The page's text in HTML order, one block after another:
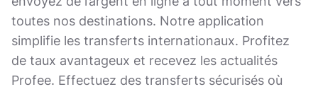
toutes nos destinations. Notre application
simplifie les transferts internationaux. Profitez
de taux avantageux et recevez les actualités
Profee. Effectuez des transferts sécurisés où